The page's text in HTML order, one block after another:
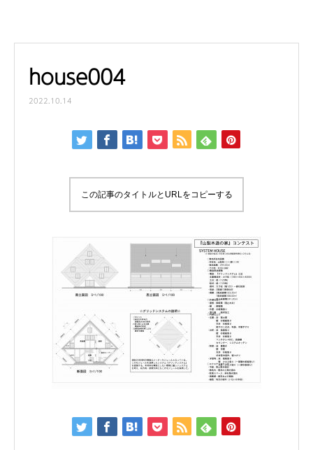
house004
2022.10.14
この記事のタイトルとURLをコピーする